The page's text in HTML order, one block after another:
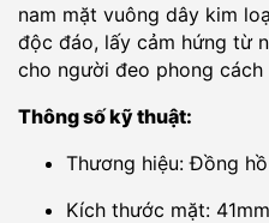
nam mặt vuông dây kim
độc đáo, lấy cảm hứng từ
cho người đeo phong
Thông số kỹ thuật:
Thương hiệu: Đồng
Kích thước mặt: 41mm